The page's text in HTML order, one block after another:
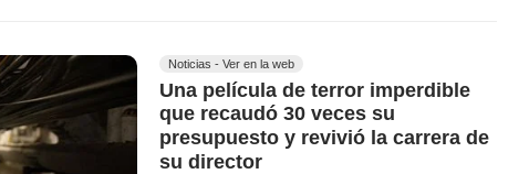
Noticias - Ver en la web
Una película de terror imperdible
que recaudó 30 veces su
presupuesto y revivió la carrera de
su director